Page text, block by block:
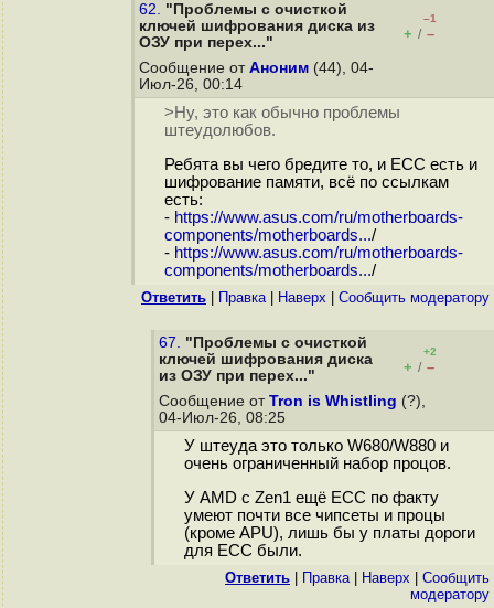
62. "Проблемы с очисткой
ключей шифрования диска из
ОЗУ при перех..."
–1
+ / –
Сообщение от Аноним (44), 04-
Июл-26, 00:14
>Ну, это как обычно проблемы
штеудолюбов.
Ребята вы чего бредите то, и ECC есть и
шифрование памяти, всё по ссылкам
есть:
- https://www.asus.com/ru/motherboards-
components/motherboards.../
- https://www.asus.com/ru/motherboards-
components/motherboards.../
Ответить Правка| Наверх Cообщить модератору
67. "Проблемы с очисткой
ключей шифрования диска
из ОЗУ при перех..."
+2
+ / –
Сообщение от Tron is Whistling (?),
04-Июл-26, 08:25
У штеуда это только W680/W880 и
очень ограниченный набор процов.
У AMD с Zen1 ещё ECC по факту
умеют почти все чипсеты и процы
(кроме APU), лишь бы у платы дороги
для ECC были.
Ответить Правка| Наверх
Cообщить
модератору